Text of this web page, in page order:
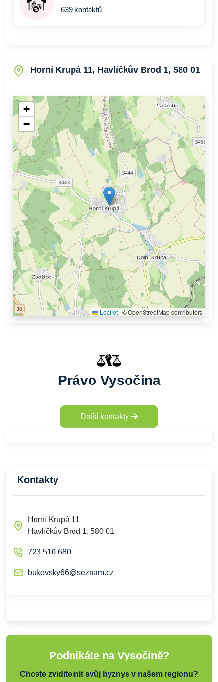
639 kontaktů
Horní Krupá 11, Havlíčkův Brod 1, 580 01
+
−
Leaflet | © OpenStreetMap contributors
Právo Vysočina
Další kontakty
Kontakty
Horní Krupá 11
Havlíčkův Brod 1, 580 01
723 510 680
bukovsky66@seznam.cz
Podnikáte na Vysočině?
Chcete zviditelnit svůj byznys v našem regionu?